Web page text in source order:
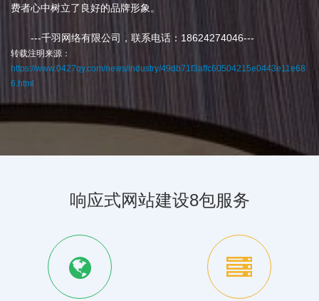
费者心中树立了良好的品牌形象。
---千羽网络有限公司，联系电话：18624274046---
转载注明来源：
https://www.0427qy.com/news/industry/49db71f3affc60504215e0443e11e68
6.html
响应式网站建设8包服务